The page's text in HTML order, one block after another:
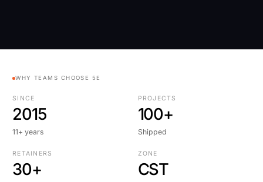
WHY TEAMS CHOOSE 5E
SINCE
2015
11+ years
PROJECTS
100+
Shipped
RETAINERS
30+
ZONE
CST